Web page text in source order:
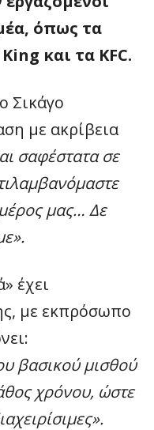
όπως τα
και τα KFC.
Σικάγο
με ακρίβεια
σαφέστατα σε
μέρος μας… Δε
έχει
με εκπρόσωπο
βασικού μισθού
χρόνου, ώστε